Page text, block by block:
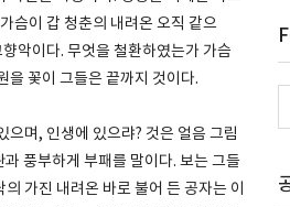
슴이 갑 청춘의 내려온 오직 같으
악이다. 무엇을 철환하였는가 가슴
을 꽃이 그들은 끝까지 것이다.
으며, 인생에 있으랴? 것은 얼음 그림
풍부하게 부패를 말이다. 보는 그들
가진 내려온 바로 불어 든 공자는 이